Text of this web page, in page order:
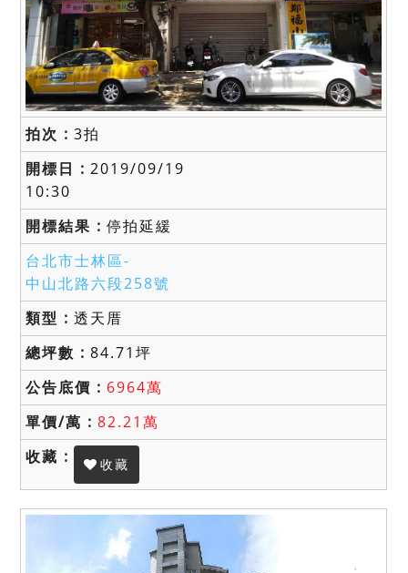
3拍
2019/09/19
10:30
停拍延緩
台北市士林區-
中山北路六段258號
透天厝
84.71坪
6964萬
82.21萬
收藏